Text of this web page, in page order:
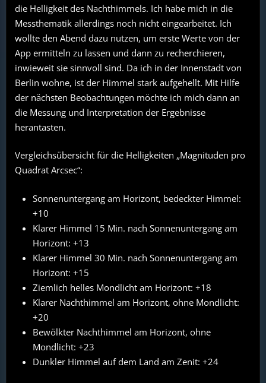
die Helligkeit des Nachthimmels. Ich habe mich in die
Messthematik allerdings noch nicht eingearbeitet. Ich
wollte den Abend dazu nutzen, um erste Werte von der
App ermitteln zu lassen und dann zu recherchieren,
inwieweit sie sinnvoll sind. Da ich in der Innenstadt von
Berlin wohne, ist der Himmel stark aufgehellt. Mit Hilfe
der nächsten Beobachtungen möchte ich mich dann an
die Messung und Interpretation der Ergebnisse
herantasten.
Vergleichsübersicht für die Helligkeiten „Magnituden pro
Quadrat Arcsec“:
Sonnenuntergang am Horizont, bedeckter Himmel:
+10
Klarer Himmel 15 Min. nach Sonnenuntergang am
Horizont: +13
Klarer Himmel 30 Min. nach Sonnenuntergang am
Horizont: +15
Ziemlich helles Mondlicht am Horizont: +18
Klarer Nachthimmel am Horizont, ohne Mondlicht:
+20
Bewölkter Nachthimmel am Horizont, ohne
Mondlicht: +23
Dunkler Himmel auf dem Land am Zenit: +24